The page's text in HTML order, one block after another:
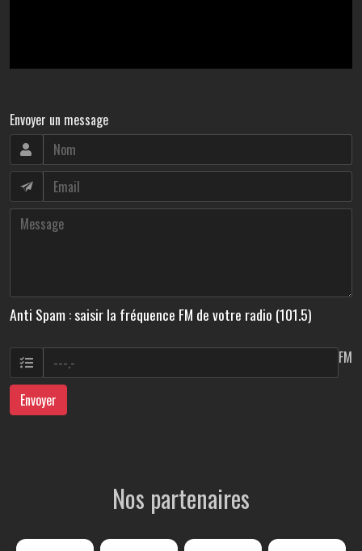
Envoyer un message
Anti Spam : saisir la fréquence FM de votre radio (101.5)
FM
Envoyer
Nos partenaires